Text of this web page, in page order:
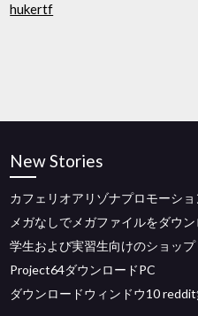
hukertf
New Stories
カフェリオアリゾナプロモーシ
メガなしでメガファイルをダウ
学生および実習生向けのショッ
Project64ダウンロードPC
ダウンロードウィンドウ10